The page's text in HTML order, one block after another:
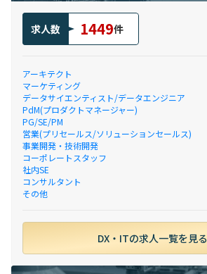
求人数 1449件
アーキテクト
マーケティング
データサイエンティスト/データエンジニア
PdM(プロダクトマネージャー)
PG/SE/PM
営業(プリセールス/ソリューションセールス)
事業開発・技術開発
コーポレートスタッフ
社内SE
コンサルタント
その他
DX・ITの求人一覧を見る